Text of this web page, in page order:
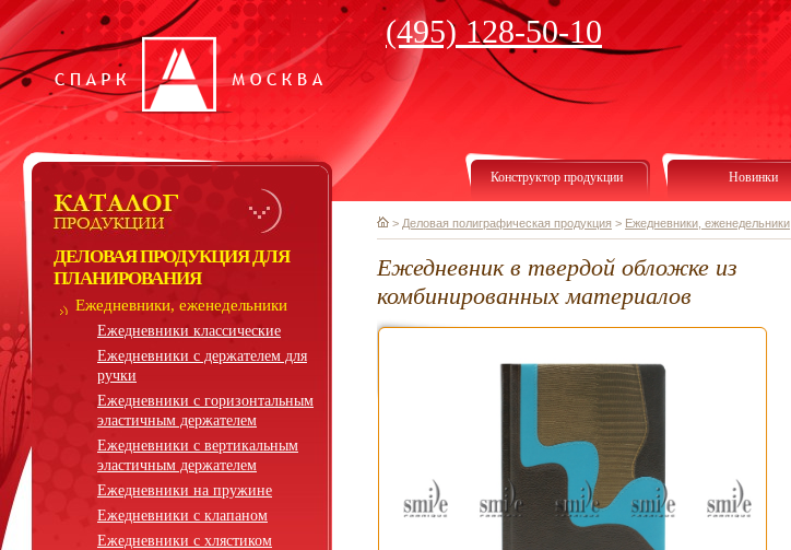
(495) 128-50-10
ДЕЛОВАЯ ПРОДУКЦИЯ ДЛЯ
ПЛАНИРОВАНИЯ
Ежедневники, еженедельники
Ежедневники классические
Ежедневники с держателем для
ручки
Ежедневники с горизонтальным
эластичным держателем
Ежедневники с вертикальным
эластичным держателем
Ежедневники на пружине
Ежедневники с клапаном
Ежедневники с хлястиком
Конструктор продукции Новинки
> Деловая полиграфическая продукция > Ежедневники, еженедельники
Ежедневник в твердой обложке из
комбинированных материалов